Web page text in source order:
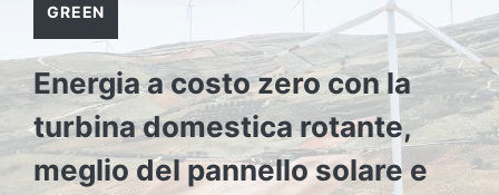
GREEN
Energia a costo zero con la
turbina domestica rotante,
meglio del pannello solare e